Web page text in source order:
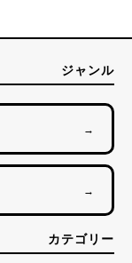
ジャンル
→
→
カテゴリー